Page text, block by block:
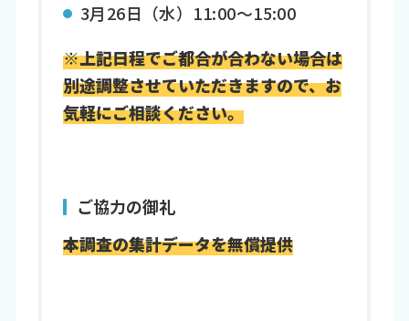
3月26日（水）11:00～15:00
※上記日程でご都合が合わない場合は
別途調整させていただきますので、お
気軽にご相談ください。
ご協力の御礼
本調査の集計データを無償提供